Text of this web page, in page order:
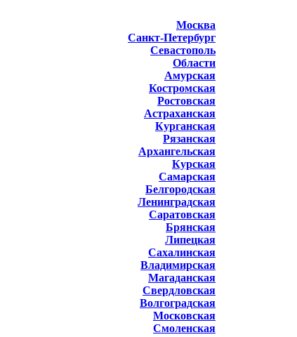
Москва
Санкт-Петербург
Севастополь
Области
Амурская
Костромская
Ростовская
Астраханская
Курганская
Рязанская
Архангельская
Курская
Самарская
Белгородская
Ленинградская
Саратовская
Брянская
Липецкая
Сахалинская
Владимирская
Магаданская
Свердловская
Волгоградская
Московская
Смоленская